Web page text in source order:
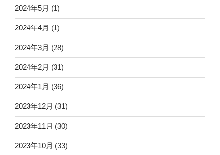
2024年5月 (1)
2024年4月 (1)
2024年3月 (28)
2024年2月 (31)
2024年1月 (36)
2023年12月 (31)
2023年11月 (30)
2023年10月 (33)